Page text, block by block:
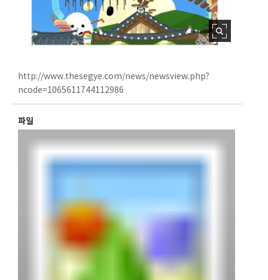
http://www.thesegye.com/news/newsview.php?
ncode=1065611744112986
파일